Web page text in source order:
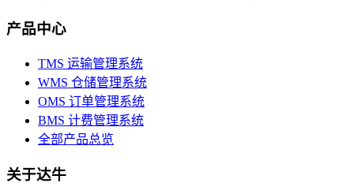
产品中心
TMS 运输管理系统
WMS 仓储管理系统
OMS 订单管理系统
BMS 计费管理系统
全部产品总览
关于达牛